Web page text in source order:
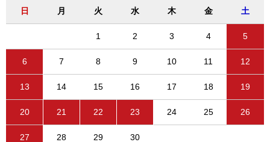
日 月 火 水 木 金 土
1 2 3 4 5
6 7 8 9 10 11 12
13 14 15 16 17 18 19
20 21 22 23 24 25 26
27 28 29 30